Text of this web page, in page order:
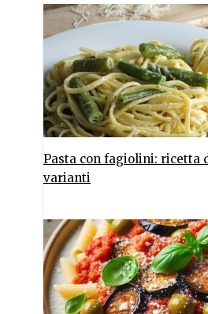
Pasta con fagiolini: ricetta
varianti